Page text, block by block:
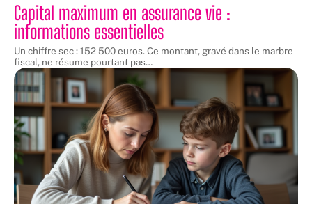
Capital maximum en assurance vie :
informations essentielles
Un chiffre sec : 152 500 euros. Ce montant, gravé dans le marbre
fiscal, ne résume pourtant pas…